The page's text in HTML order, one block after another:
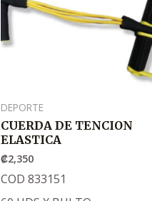
DEPORTE
CUERDA DE TENCION
ELASTICA
₡2,350
COD 833151